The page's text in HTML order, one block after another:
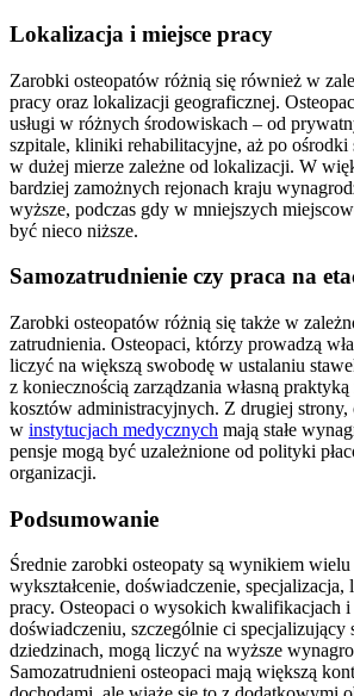
Lokalizacja i miejsce pracy
Zarobki osteopatów różnią się również w
pracy oraz lokalizacji geograficznej.
usługi w różnych środowiskach – od
szpitale, kliniki rehabilitacyjne, aż po ośrodki
w dużej mierze zależne od lokalizacji. W
bardziej zamożnych rejonach kraju
wyższe, podczas gdy w mniejszych
być nieco niższe.
Samozatrudnienie czy praca na
Zarobki osteopatów różnią się także w
zatrudnienia. Osteopaci, którzy prowadzą
liczyć na większą swobodę w ustalaniu
z koniecznością zarządzania własną
kosztów administracyjnych. Z drugiej strony,
w instytucjach medycznych mają stałe
pensje mogą być uzależnione od polityki
organizacji.
Podsumowanie
Średnie zarobki osteopaty są wynikiem
wykształcenie, doświadczenie,
pracy. Osteopaci o wysokich kwalifikacjach
doświadczeniu, szczególnie ci
dziedzinach, mogą liczyć na wyższe
Samozatrudnieni osteopaci mają większą